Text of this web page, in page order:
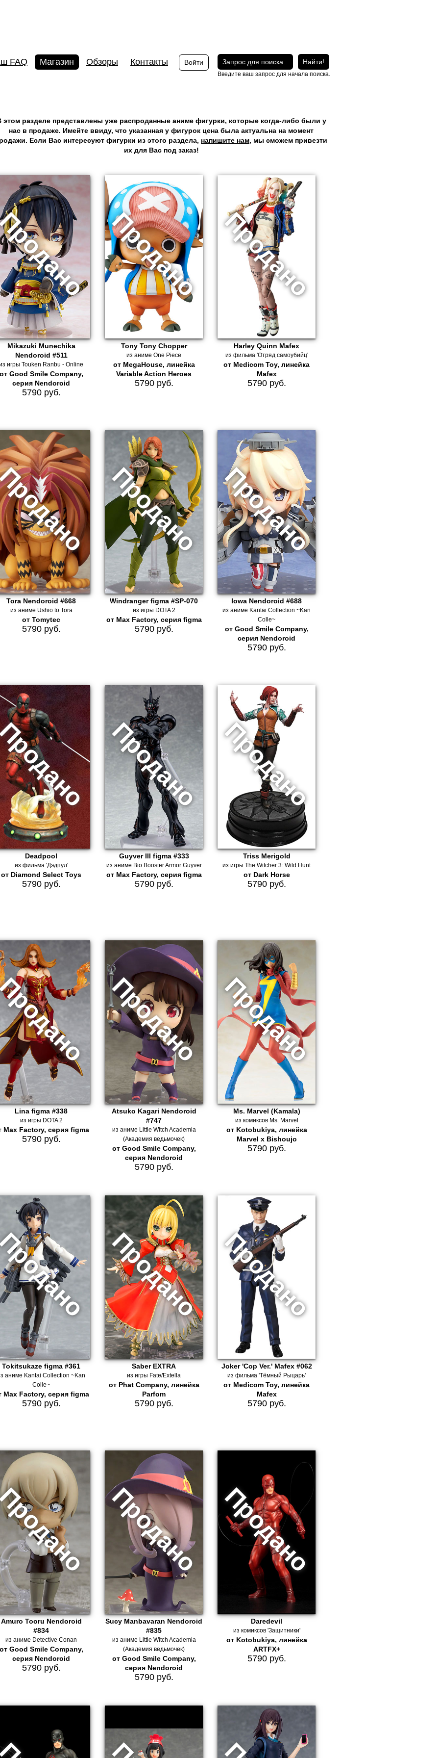
Введите ваш запрос для начала поиска.
Войти
FAQ Магазин Обзоры Контакты
этом разделе представлены уже распроданные аниме фигурки, которые когда-либо были у
нас в продаже. Имейте ввиду, что указанная у фигурок цена была актуальна на момент
Если Вас интересуют фигурки из этого раздела, напишите нам, мы сможем привезти
их для Вас под заказ!
Mikazuki Munechika
Nendoroid #511
игры Touken Ranbu - Online
Good Smile Company,
серия Nendoroid
5790 руб.
Tony Tony Chopper
из аниме One Piece
от MegaHouse, линейка
Variable Action Heroes
5790 руб.
Harley Quinn Mafex
из фильма 'Отряд самоубийц'
от Medicom Toy, линейка
Mafex
5790 руб.
Tora Nendoroid #668
из аниме Ushio to Tora
от Tomytec
5790 руб.
Windranger figma #SP-070
из игры DOTA 2
от Max Factory, серия figma
5790 руб.
Iowa Nendoroid #688
из аниме Kantai Collection ~Kan
Colle~
от Good Smile Company,
серия Nendoroid
5790 руб.
Deadpool
из фильма 'Дэдпул'
от Diamond Select Toys
5790 руб.
Guyver III figma #333
из аниме Bio Booster Armor Guyver
от Max Factory, серия figma
5790 руб.
Triss Merigold
из игры The Witcher 3: Wild Hunt
от Dark Horse
5790 руб.
Lina figma #338
из игры DOTA 2
Max Factory, серия figma
5790 руб.
Atsuko Kagari Nendoroid
#747
из аниме Little Witch Academia
(Академия ведьмочек)
от Good Smile Company,
серия Nendoroid
5790 руб.
Ms. Marvel (Kamala)
из комиксов Ms. Marvel
от Kotobukiya, линейка
Marvel x Bishoujo
5790 руб.
Tokitsukaze figma #361
аниме Kantai Collection ~Kan
Colle~
Max Factory, серия figma
5790 руб.
Saber EXTRA
из игры Fate/Extella
от Phat Company, линейка
Parfom
5790 руб.
Joker 'Cop Ver.' Mafex #062
из фильма 'Тёмный Рыцарь'
от Medicom Toy, линейка
Mafex
5790 руб.
Amuro Tooru Nendoroid
#834
из аниме Detective Conan
Good Smile Company,
серия Nendoroid
5790 руб.
Sucy Manbavaran Nendoroid
#835
из аниме Little Witch Academia
(Академия ведьмочек)
от Good Smile Company,
серия Nendoroid
5790 руб.
Daredevil
из комиксов 'Защитники'
от Kotobukiya, линейка
ARTFX+
5790 руб.